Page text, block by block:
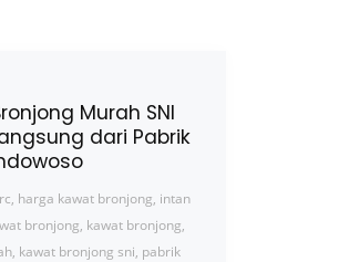
Murah SNI
dari Pabrik
, harga kawat bronjong, intan
bronjong, kawat bronjong,
, kawat bronjong sni, pabrik